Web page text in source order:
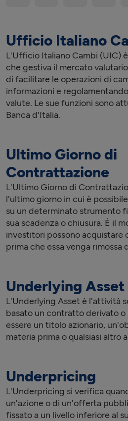
Ufficio Italiano
L'Ufficio Italiano Cambi (UIC)
che gestiva il mercato
di facilitare le operazioni di
informazioni e
valute. Le sue funzioni sono
Banca d'Italia.
Ultimo Giorno di
Contrattazione
L'Ultimo Giorno di
l'ultimo giorno in cui è
su un determinato strumento
sua scadenza o chiusura. È il
investitori possono acquistare
prima che essa venga rimossa
Underlying Asset
L'Underlying Asset è l'attività
basato un contratto derivato o
essere un titolo azionario,
materia prima o qualsiasi altro
Underpricing
L'Underpricing si verifica
un'azione o di un'offerta
fissato a un livello inferiore al